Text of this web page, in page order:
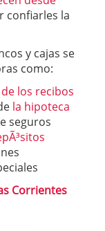
confiarles la
y cajas se
como:
los recibos
la hipoteca
seguros
Corrientes